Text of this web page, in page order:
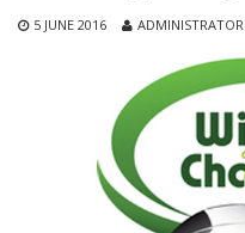
5 JUNE 2016 ADMINISTRATOR